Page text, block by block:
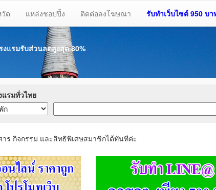
ด แหล่งชอปปิ้ง ติดต่อลงโฆษณา รับทำเว็บไซต์ 950 บ
งแรมรับส่วนลดสูงสุด 80%
รมทั่วไทย
าร กิจกรรม และสิทธิพิเศษสมาชิกได้ทันทีค่ะ